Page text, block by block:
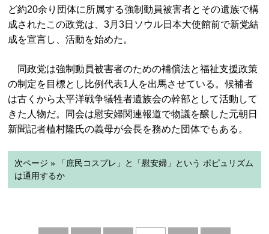
ど約20余り団体に所属する強制動員被害者とその遺族で構
成されたこの政党は、3月3日ソウル日本大使館前で新党結
成を宣言し、活動を始めた。
同政党は強制動員被害者のための補償法と福祉支援政策
の制定を目標とし比例代表1人を出馬させている。候補者
は古くから太平洋戦争犠牲者遺族会の幹部として活動して
きた人物だ。同会は慰安婦関連報道で物議を醸した元朝日
新聞記者植村隆氏の義母が会長を務めた団体でもある。
次ページ » 「庶民コスプレ」と「慰安婦」という ポピュリズム
は通用するか